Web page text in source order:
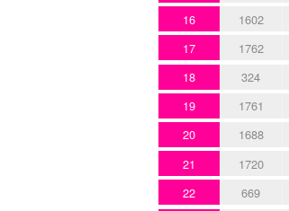
16 1602
17 1762
18 324
19 1761
20 1688
21 1720
22 669